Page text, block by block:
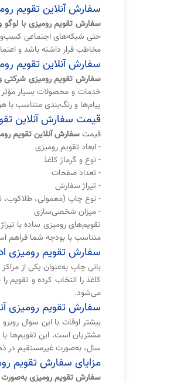
سفارش آنلاین تقویم
سفارش تقویم رومیزی با لوگو
حتی شبکه‌های اجتماعی
مخاطب قرار داشته باشد و
سفارش آنلاین تقویم
سفارش تقویم رومیزی شرکتی و
خدمات و محصولات بسیار
پیام‌ها و رنگ‌بندی متناسب
قیمت سفارش آنلاین
قیمتسفارش آنلاین تقویم
- ابعاد تقویم رومیزی
- نوع و گرماژ کاغذ
- تعداد صفحات
- تیراژ سفارش
- نوع چاپ (معمولی، طلاکوب،
- میزان شخصی‌سازی
تقویم‌های رومیزی ساده با
متناسب با بودجه شما فراهم
سفارش تقویم رومیزی
بانی چاپ به‌عنوان یکی از
کاغذ را انتخاب کرده و تقویم
می‌شود.
سفارش تقویم رومیزی
بیشتر اوقات با این سوال
مشتریان است. این تقویم‌ها
سال، به‌صورت غیرمستقیم در
مزایای سفارش تقویم
سفارش تقویم رومیزی به‌صورت